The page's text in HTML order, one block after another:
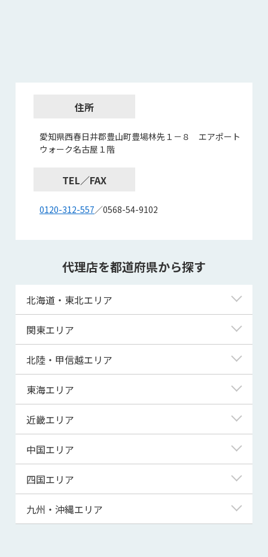
住所
愛知県西春日井郡豊山町豊場林先１－８ エアポート
ウォーク名古屋１階
TEL／FAX
0120-312-557／0568-54-9102
代理店を都道府県から探す
北海道・東北エリア
北海道
青森県
宮城県
秋田県
山形県
関東エリア
東京都
神奈川県
埼玉県
千葉県
茨城県
群馬県
北陸・甲信越エリア
新潟県
富山県
福井県
山梨県
長野県
東海エリア
岐阜県
静岡県
三重県
近畿エリア
滋賀県
京都府
大阪府
兵庫県
中国エリア
鳥取県
島根県
四国エリア
徳島県
九州・沖縄エリア